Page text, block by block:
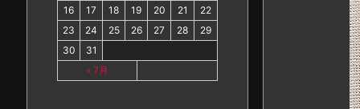
16
17 18 19 20 21
22
23
24 25 26 27 28
29
30
31
« 7月